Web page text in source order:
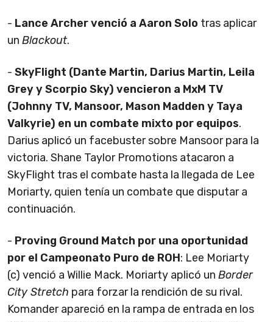
- Lance Archer venció a Aaron Solo tras aplicar
un Blackout.
- SkyFlight (Dante Martin, Darius Martin, Leila
Grey y Scorpio Sky) vencieron a MxM TV
(Johnny TV, Mansoor, Mason Madden y Taya
Valkyrie) en un combate mixto por equipos.
Darius aplicó un facebuster sobre Mansoor para la
victoria. Shane Taylor Promotions atacaron a
SkyFlight tras el combate hasta la llegada de Lee
Moriarty, quien tenía un combate que disputar a
continuación.
- Proving Ground Match por una oportunidad
por el Campeonato Puro de ROH: Lee Moriarty
(c) venció a Willie Mack. Moriarty aplicó un Border
City Stretch para forzar la rendición de su rival.
Komander apareció en la rampa de entrada en los